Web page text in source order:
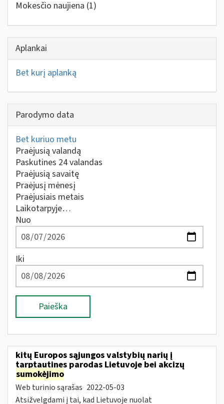
Mokesčio naujiena (1)
Aplankai
Bet kurį aplanką
Parodymo data
Bet kuriuo metu
Praėjusią valandą
Paskutines 24 valandas
Praėjusią savaitę
Praėjusį mėnesį
Praėjusiais metais
Laikotarpyje…
Nuo
Iki
Paieška
kitų Europos sąjungos valstybių narių į
tarptautines parodas Lietuvoje bei akcizų
sumokėjimo
Web turinio sąrašas 2022-05-03
Atsižvelgdami į tai, kad Lietuvoje nuolat